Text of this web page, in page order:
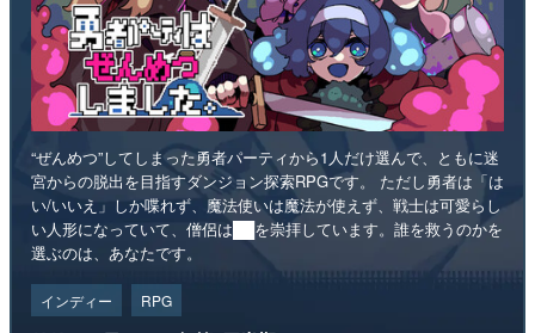
“ぜんめつ”してしまった勇者パーティから1人だけ選んで、ともに迷
宮からの脱出を目指すダンジョン探索RPGです。 ただし勇者は「は
い/いいえ」しか喋れず、魔法使いは魔法が使えず、戦士は可愛らし
い人形になっていて、僧侶は██を崇拝しています。誰を救うのかを
選ぶのは、あなたです。
インディー RPG